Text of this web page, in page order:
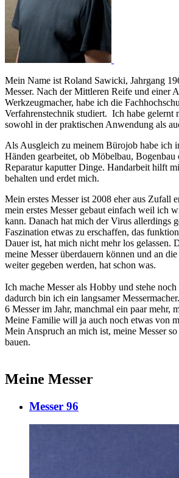
Mein Name ist Roland Sawicki, Jahrgang
Messer. Nach der Mittleren Reife und einer
Werkzeugmacher, habe ich die
Verfahrenstechnik studiert. Ich habe gelernt
sowohl in der praktischen Anwendung als
Als Ausgleich zu meinem Bürojob habe ich
Händen gearbeitet, ob Möbelbau, Bogenbau
Reparatur kaputter Dinge. Handarbeit hilft
behalten und erdet mich.
Mein erstes Messer ist 2008 eher aus Zufall
mein erstes Messer gebaut einfach weil ich
kann. Danach hat mich der Virus allerdings
Faszination etwas zu erschaffen, das
Dauer ist, hat mich nicht mehr los gelassen.
meine Messer überdauern können und an
weiter gegeben werden, hat schon was.
Ich mache Messer als Hobby und stehe
dadurch bin ich ein langsamer
6 Messer im Jahr, manchmal ein paar mehr,
Meine Familie will ja auch noch etwas von
Mein Anspruch an mich ist, meine Messer
bauen.
Meine Messer
Messer 96